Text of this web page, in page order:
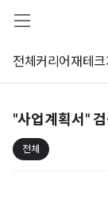
전체 커리어재테크
"사업계획서"
전체